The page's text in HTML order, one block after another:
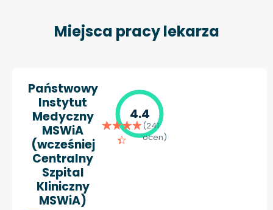
Miejsca pracy lekarza
Państwowy
Instytut
Medyczny
MSWiA
(wcześniej
Centralny
Szpital
Kliniczny
MSWiA)
4.4
(241
ocen)